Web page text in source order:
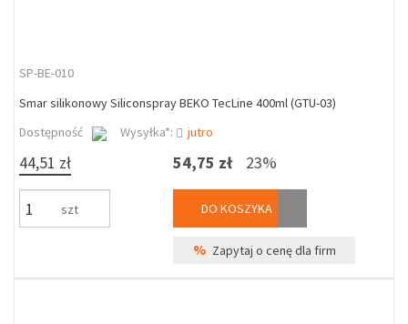
SP-BE-010
Smar silikonowy Siliconspray BEKO TecLine 400ml (GTU-03)
Dostępność
Wysyłka*: jutro
44,51 zł
szt
54,75 zł 23%
DO KOSZYKA
% Zapytaj o cenę dla firm